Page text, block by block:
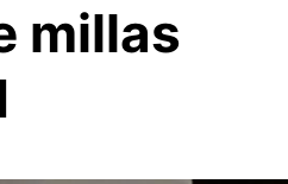
millas